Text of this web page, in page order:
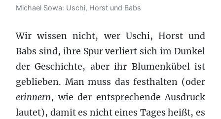
Michael Sowa: Uschi, Horst und Babs
Wir wissen nicht, wer Uschi, Horst und
Babs sind, ihre Spur verliert sich im Dunkel
der Geschichte, aber ihr Blumenkübel ist
geblieben. Man muss das festhalten (oder
erinnern, wie der entsprechende Ausdruck
lautet), damit es nicht eines Tages heißt, es